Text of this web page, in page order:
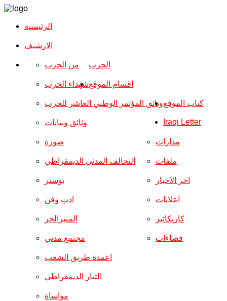
الرئيسية
الارشیف
الحزب من الحزب
شهداء الحزب
وثائق المؤتمر الوطني العاشر للحزب
وثائق وبيانات
اقسام الموقع
صورة
التحالف المدني الديمقراطي
بوستر
ادب وفن
المنبرالحر
مجتمع مدني
مدارات
ملفات
اخر الاخبار
اعلانات
كاريكاتير
فضاءات
اعمدة طريق الشعب
التيار الديمقراطي
مواساة
كتاب الموقع
Iraqi Letter